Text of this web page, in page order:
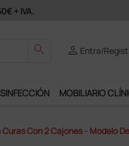
search person Entra/
MOBILIARIO
Curas Con 2 Cajones - Modelo